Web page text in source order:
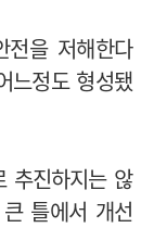
전을 저해한다
느정도 형성됐
추진하지는 않
틀에서 개선